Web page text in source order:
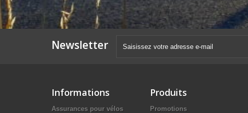
Newsletter
Informations
Assurances pour vélos
Produits
Promotions